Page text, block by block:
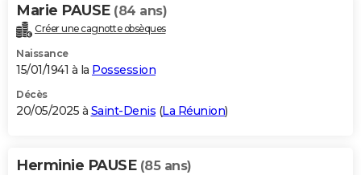
Marie PAUSE (84 ans)
Créer une cagnotte obsèques
Naissance
15/01/1941 à la Possession
Décès
20/05/2025 à Saint-Denis (La Réunion)
Herminie PAUSE (85 ans)